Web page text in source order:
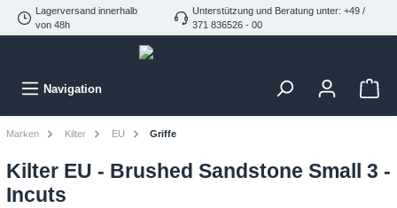
Lagerversand innerhalb
von 48h
Unterstützung und Beratung unter: +49 /
371 836526 - 00
Navigation
Marken Kilter EU Griffe
Kilter EU - Brushed Sandstone Small 3 -
Incuts